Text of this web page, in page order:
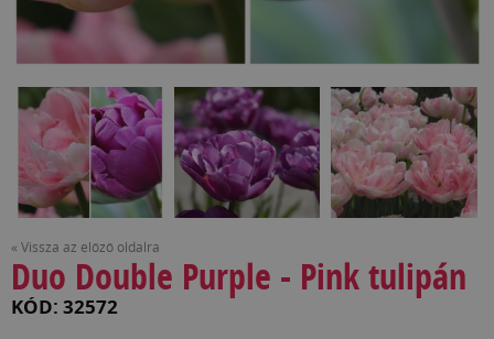
« Vissza az előző oldalra
Duo Double Purple - Pink tulipán
KÓD: 32572